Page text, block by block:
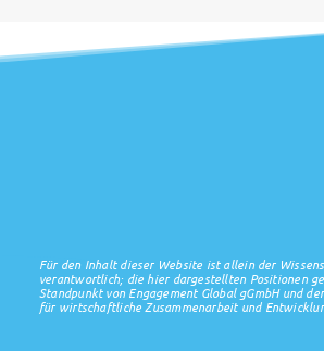
Für den Inhalt dieser Website ist allein der
verantwortlich; die hier dargestellten Positionen
Standpunkt von Engagement Global gGmbH und
für wirtschaftliche Zusammenarbeit und